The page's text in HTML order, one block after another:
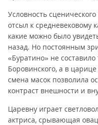
Условность
отсыл к средневековому
какие можно было
назад. Но постоянным
«Буратино» не
Боровинского, а в
смена масок позволила
контраст внешности и
Царевну играет
актриса, срывающая